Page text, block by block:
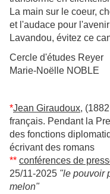
La main sur le coeur,
et l'audace pour
Lavandou, évitez ce
Cercle d'études Reyer
Marie-Noëlle NOBLE
*Jean Giraudoux,
français. Pendant la
des fonctions
écrivant des romans
** conférences de
25/11-2025 "le pouvoir
melon"